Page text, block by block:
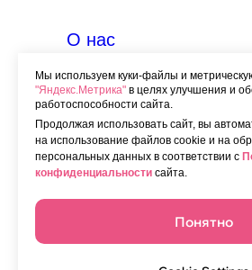
Мы используем куки-файлы и
"Яндекс.Метрика" в целях улучшения и
работоспособности сайта.
Продолжая использовать сайт, вы
на использование файлов cookie и на
персональных данных в соответствии с
конфиденциальности сайта.
Понятно
О нас
Контакты
Доставка
Сотрудничество с
Программа